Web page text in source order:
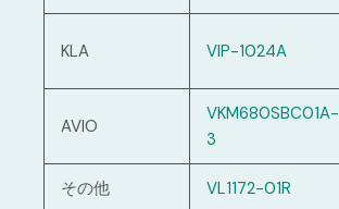
KLA VIP-1024A
AVIO
VKM680SBC01A-
3
その他 VL1172-01R